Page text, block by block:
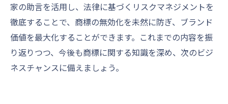
家の助言を活用し、法律に基づくリスクマネジメントを
徹底することで、商標の無効化を未然に防ぎ、ブランド
価値を最大化することができます。これまでの内容を振
り返りつつ、今後も商標に関する知識を深め、次のビジ
ネスチャンスに備えましょう。